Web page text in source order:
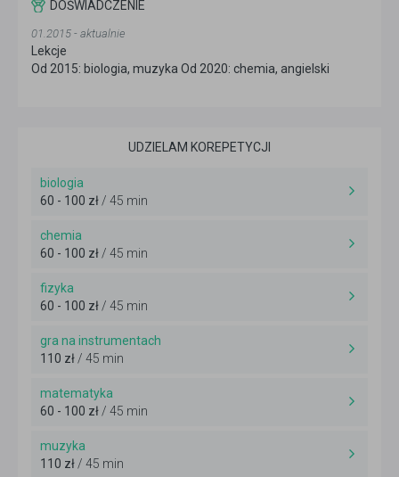
DOŚWIADCZENIE
01.2015 - aktualnie
Lekcje
Od 2015: biologia, muzyka Od 2020: chemia, angielski
UDZIELAM KOREPETYCJI
biologia
60 - 100 zł / 45 min
chemia
60 - 100 zł / 45 min
fizyka
60 - 100 zł / 45 min
gra na instrumentach
110 zł / 45 min
matematyka
60 - 100 zł / 45 min
muzyka
110 zł / 45 min